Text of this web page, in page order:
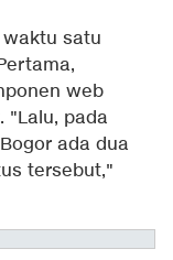
satu
web
"Lalu, pada
ada dua
tersebut,"